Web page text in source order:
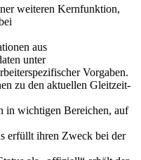
weiteren Kernfunktion,
aus
unter
Vorgaben.
zu den aktuellen Gleitzeit-
in wichtigen Bereichen, auf
erfüllt ihren Zweck bei der